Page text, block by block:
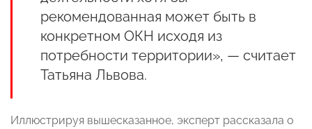
рекомендованная может быть в
конкретном ОКН исходя из
потребности территории», — считает
Татьяна Львова.
Иллюстрируя вышесказанное, эксперт рассказала о